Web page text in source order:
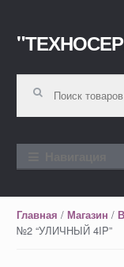
Перейти к
Перейти к
Главная / Магазин /
№2 “УЛИЧНЫЙ 4IP”